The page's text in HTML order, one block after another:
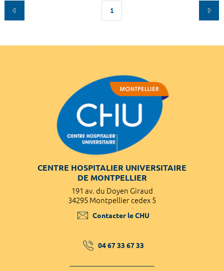
1
CENTRE HOSPITALIER UNIVERSITAIRE
DE MONTPELLIER
191 av. du Doyen Giraud
34295 Montpellier cedex 5
Contacter le CHU
04 67 33 67 33